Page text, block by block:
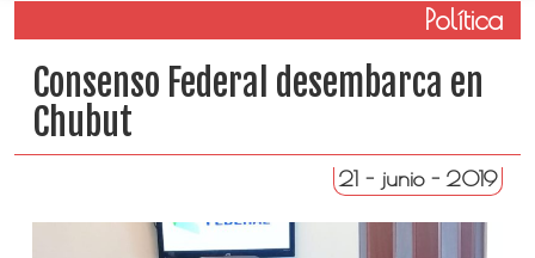
Política
Consenso Federal desembarca en
Chubut
21 - junio - 2019